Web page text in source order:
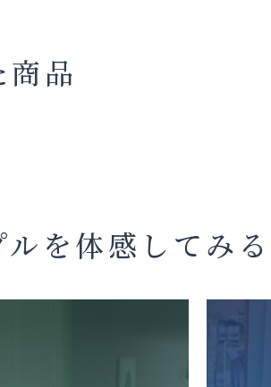
品
を体感してみる